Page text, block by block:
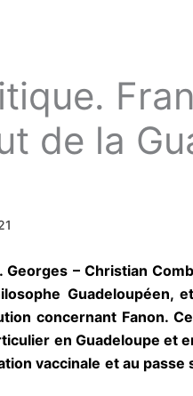
de la
Georges – Christian
concernant Fanon.
en Guadeloupe et
vaccinale et au